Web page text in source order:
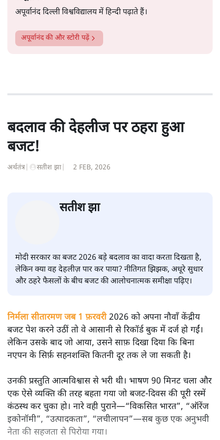
अपूर्वानंद दिल्ली विश्वविद्यालय में हिन्दी पढ़ाते हैं।
अपूर्वानंदकी और स्टोरी पढ़ें
बदलाव की देहलीज पर ठहरा हुआ
बजट!
अर्थतंत्र सतीश झा 2 FEB, 2026
सतीश झा
मोदी सरकार का बजट 2026 बड़े बदलाव का वादा करता दिखता है,
और ठहरे फैसलों के बीच बजट की आलोचनात्मक समीक्षा पढ़िए।